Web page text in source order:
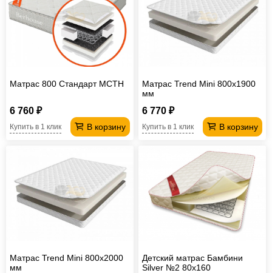
Матрас 800 Стандарт МСТН
6 760 ₽
В корзину
Купить в 1 клик
Матрас Trend Mini 800х1900
мм
6 770 ₽
В корзину
Купить в 1 клик
Матрас Trend Mini 800х2000
мм
Детский матрас Бамбини
Silver №2 80х160